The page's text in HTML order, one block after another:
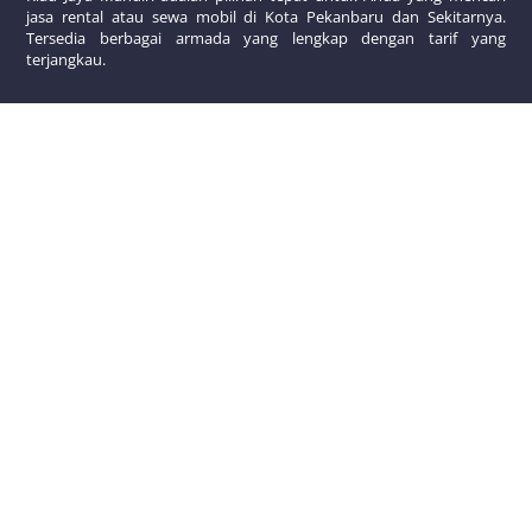
Back
jasa rental atau sewa mobil di Kota Pekanbaru dan Sekitarnya.
Tersedia berbagai armada yang lengkap dengan tarif yang
terjangkau.